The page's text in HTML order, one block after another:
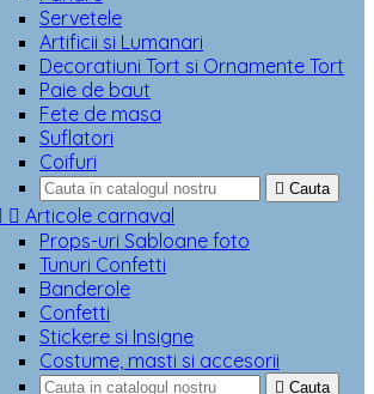
Servetele
Artificii si Lumanari
Decoratiuni Tort si Ornamente Tort
Paie de baut
Fete de masa
Suflatori
Coifuri
 Cauta
 Articole carnaval
Props-uri Sabloane foto
Tunuri Confetti
Banderole
Confetti
Stickere si Insigne
Costume, masti si accesorii
 Cauta